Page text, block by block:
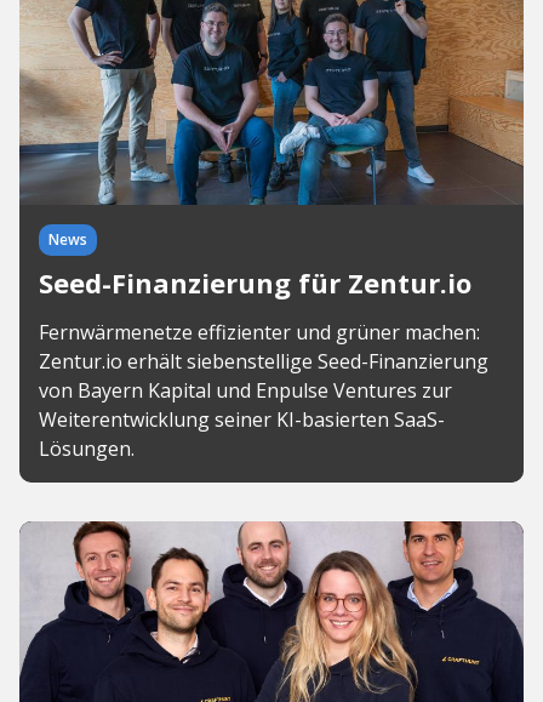
News
Seed-Finanzierung für Zentur.io
Fernwärmenetze effizienter und grüner machen:
Zentur.io erhält siebenstellige Seed-Finanzierung
von Bayern Kapital und Enpulse Ventures zur
Weiterentwicklung seiner KI-basierten SaaS-
Lösungen.